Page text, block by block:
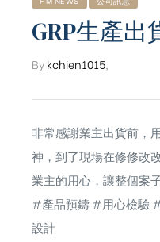
GRP生產
Bykchien1015
非常感謝業主出貨前，
神，到了現場在修修改
業主的用心，讓整個案
#產品預鑄#用心檢驗
設計